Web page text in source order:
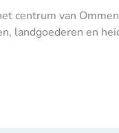
centrum van
landgoederen en